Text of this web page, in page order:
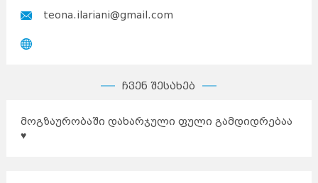
teona.ilariani@gmail.com
ჩვენ შესახებ
მოგზაურობაში დახარჯული ფული გამდიდრებაა
♥